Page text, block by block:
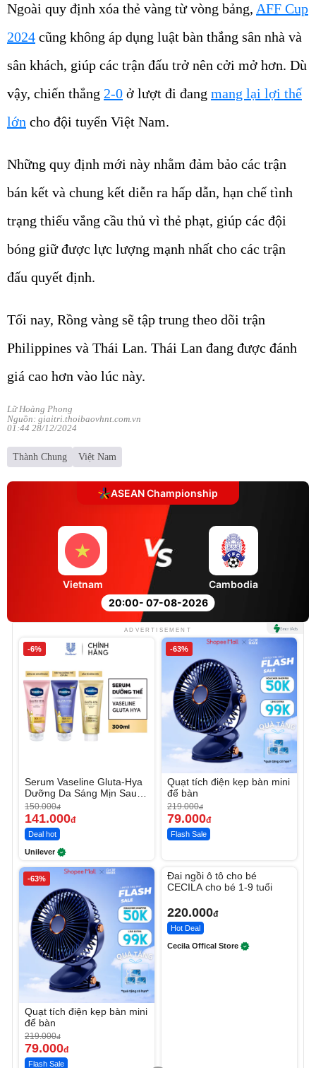
Ngoài quy định xóa thẻ vàng từ vòng bảng, AFF Cup
2024 cũng không áp dụng luật bàn thắng sân nhà và
sân khách, giúp các trận đấu trở nên cởi mở hơn. Dù
vậy, chiến thắng 2-0 ở lượt đi đang mang lại lợi thế
lớn cho đội tuyển Việt Nam.
Những quy định mới này nhằm đảm bảo các trận
bán kết và chung kết diễn ra hấp dẫn, hạn chế tình
trạng thiếu vắng cầu thủ vì thẻ phạt, giúp các đội
bóng giữ được lực lượng mạnh nhất cho các trận
đấu quyết định.
Tối nay, Rồng vàng sẽ tập trung theo dõi trận
Philippines và Thái Lan. Thái Lan đang được đánh
giá cao hơn vào lúc này.
Lữ Hoàng Phong
Nguồn: giaitri.thoibaovhnt.com.vn
01:44 28/12/2024
Thành Chung Việt Nam
ASEAN Championship
20:00- 07-08-2026
Vietnam Cambodia
ADVERTISEMENT
-6%
Serum Vaseline Gluta-Hya
Dưỡng Da Sáng Mịn Sau 7
Ngày
150.000đ
141.000đ
Deal hot
Unilever
-63%
Quạt tích điện kẹp bàn mini
để bàn
219.000đ
79.000đ
Flash Sale
-63%
Quạt tích điện kẹp bàn mini
để bàn
219.000đ
79.000đ
Flash Sale
Đai ngồi ô tô cho bé
CECILA cho bé 1-9 tuổi
220.000đ
Hot Deal
Cecila Offical Store